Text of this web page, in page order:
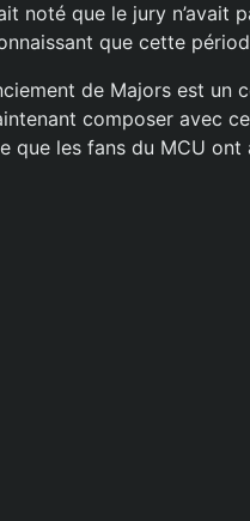
noté que le jury n’avait
que cette
de Majors est un
composer avec
que les fans du MCU ont